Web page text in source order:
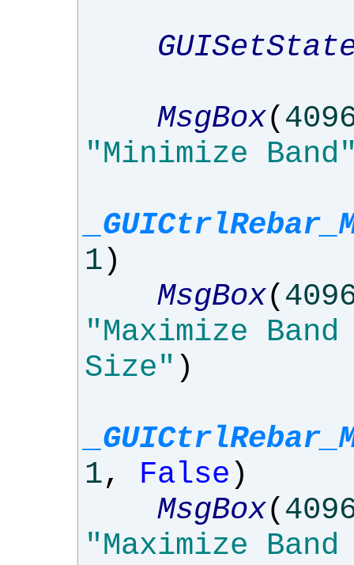
MsgBox(
"Minimize
1)
MsgBox(
"Maximize
Size" )
1, False )
MsgBox(
"Maximize